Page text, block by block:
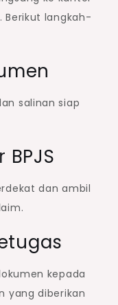
Berikut langkah-
salinan siap
dan ambil
kepada
yang diberikan